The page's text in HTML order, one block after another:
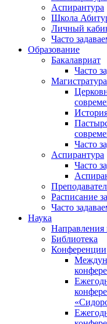
Аспирантура
Школа
Личный
Часто
Образование
Бакалавриат
Часто
Магистратура
Часто
Аспирантура
Часто
Расписание
Часто
Наука
Направления
Библиотека
Конференции